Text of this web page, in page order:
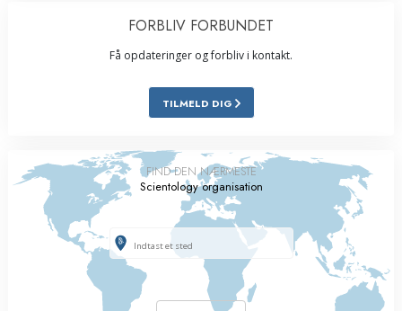
FORBLIV FORBUNDET
Få opdateringer og forbliv i kontakt.
TILMELD DIG
FIND DEN NÆRMESTE
Scientology organisation